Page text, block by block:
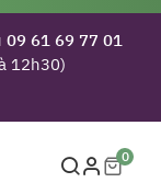
09 61 69 77 01
12h30)
0